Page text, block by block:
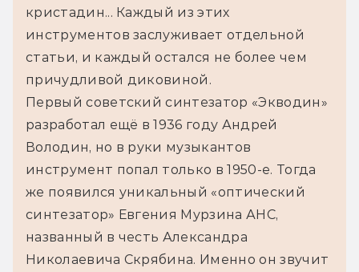
кристадин... Каждый из этих
инструментов заслуживает отдельной
статьи, и каждый остался не более чем
причудливой диковиной.
Первый советский синтезатор «Экводин»
разработал ещё в 1936 году Андрей
Володин, но в руки музыкантов
инструмент попал только в 1950-е. Тогда
же появился уникальный «оптический
синтезатор» Евгения Мурзина АНС,
названный в честь Александра
Николаевича Скрябина. Именно он звучит